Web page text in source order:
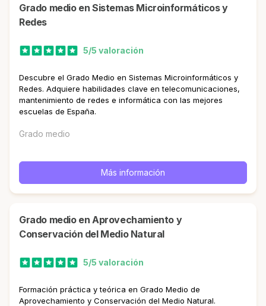
Grado medio en Sistemas Microinformáticos y
Redes
5/5 valoración
Descubre el Grado Medio en Sistemas Microinformáticos y
Redes. Adquiere habilidades clave en telecomunicaciones,
mantenimiento de redes e informática con las mejores
escuelas de España.
Grado medio
Más información
Grado medio en Aprovechamiento y
Conservación del Medio Natural
5/5 valoración
Formación práctica y teórica en Grado Medio de
Aprovechamiento y Conservación del Medio Natural.